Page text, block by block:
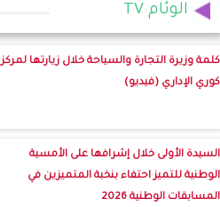
الوئام TV
كلمة وزيرة التجارة والسياحة خلال زيارتها لمركز
كوري الإداري (فيديو)
السيدة الأولى خلال إشرافها على الأمسية
الوطنية للتميز احتفاء بنخبة المتميزين في
المسابقات الوطنية 2026